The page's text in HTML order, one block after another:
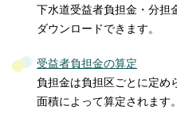
下水道受益者負担金・分担
ダウンロードできます。
受益者負担金の算定
負担金は負担区ごとに定め
面積によって算定されます。